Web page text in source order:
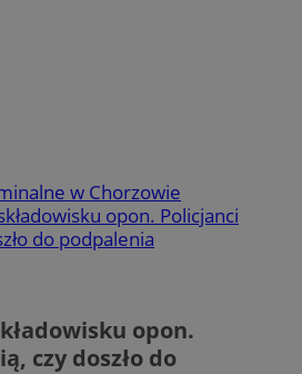
w Chorzowie
opon. Policjanci
do podpalenia
opon.
czy doszło do